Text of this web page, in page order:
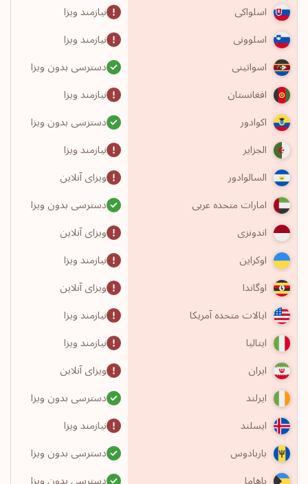
اسلواکی
نیازمند ویزا
اسلوونی
نیازمند ویزا
اسواتینی
دسترسی بدون ویزا
افغانستان
نیازمند ویزا
اکوادور
دسترسی بدون ویزا
الجزایر
نیازمند ویزا
السالوادور
ویزای آنلاین
امارات متحده عربی
دسترسی بدون ویزا
اندونزی
ویزای آنلاین
اوکراین
نیازمند ویزا
اوگاندا
ویزای آنلاین
ایالات متحده آمریکا
نیازمند ویزا
ایتالیا
نیازمند ویزا
ایران
ویزای آنلاین
ایرلند
دسترسی بدون ویزا
ایسلند
نیازمند ویزا
باربادوس
دسترسی بدون ویزا